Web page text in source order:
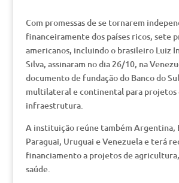
Com promessas de se tornarem
financeiramente dos países ricos, sete
americanos, incluindo o brasileiro Luiz
Silva, assinaram no dia 26/10, na
documento de fundação do Banco do
multilateral e continental para projetos
infraestrutura.
A instituição reúne também Argentina,
Paraguai, Uruguai e Venezuela e terá
financiamento a projetos de
saúde.